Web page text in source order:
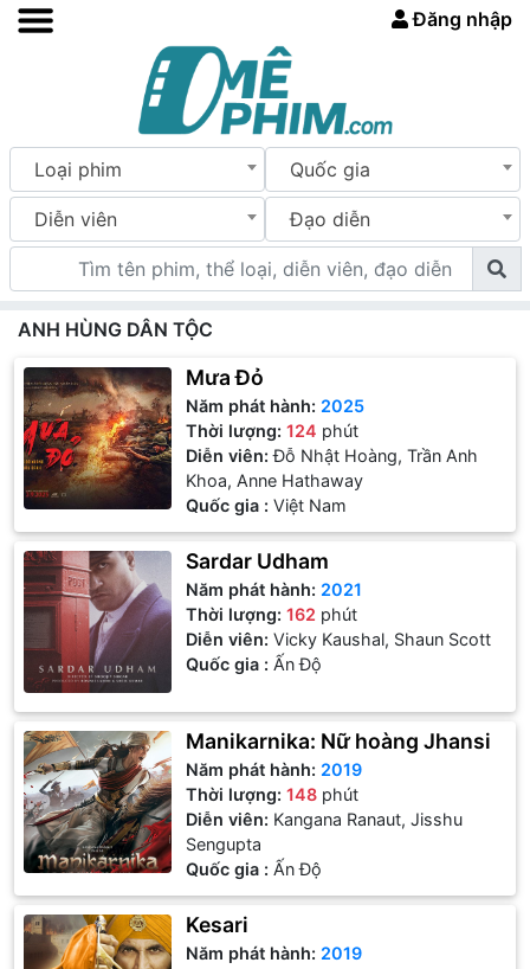
Đăng nhập
Loại phim Quốc gia
Diễn viên Đạo diễn
ANH HÙNG DÂN TỘC
Mưa Đỏ
Năm phát hành: 2025
Thời lượng:124 phút
Diễn viên:Đỗ Nhật Hoàng, Trần Anh
Khoa, Anne Hathaway
Quốc gia : Việt Nam
Sardar Udham
Năm phát hành: 2021
Thời lượng:162 phút
Diễn viên:Vicky Kaushal, Shaun Scott
Quốc gia : Ấn Độ
Manikarnika: Nữ hoàng Jhansi
Năm phát hành: 2019
Thời lượng:148 phút
Diễn viên: Kangana Ranaut, Jisshu
Sengupta
Quốc gia : Ấn Độ
Kesari
Năm phát hành: 2019